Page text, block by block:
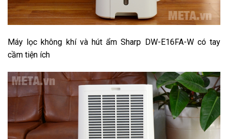
Máy lọc không khí và hút ẩm Sharp DW-E16FA-W có tay
cầm tiện ích